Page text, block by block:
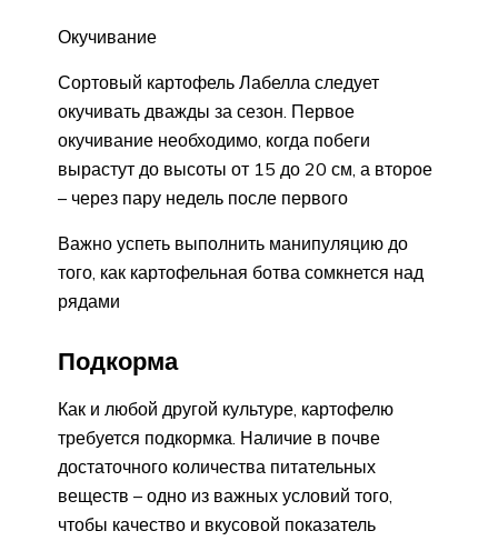
Окучивание
Сортовый картофель Лабелла следует
окучивать дважды за сезон. Первое
окучивание необходимо, когда побеги
вырастут до высоты от 15 до 20 см, а второе
– через пару недель после первого
Важно успеть выполнить манипуляцию до
того, как картофельная ботва сомкнется над
рядами
Подкорма
Как и любой другой культуре, картофелю
требуется подкормка. Наличие в почве
достаточного количества питательных
веществ – одно из важных условий того,
чтобы качество и вкусовой показатель